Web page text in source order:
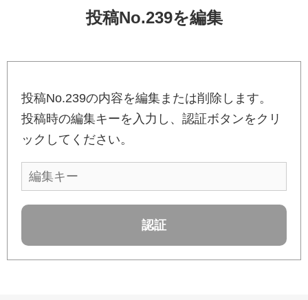
投稿No.239を編集
投稿No.239の内容を編集または削除します。
投稿時の編集キーを入力し、認証ボタンをクリ
ックしてください。